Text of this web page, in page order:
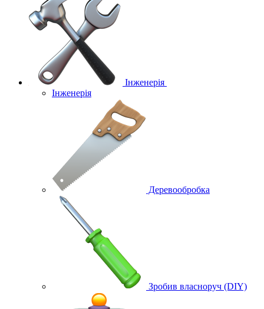
Інженерія
Інженерія
Деревообробка
Зробив власноруч (DIY)